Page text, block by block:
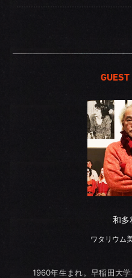
和多
ワタリウム
1960年生まれ。早稲田大